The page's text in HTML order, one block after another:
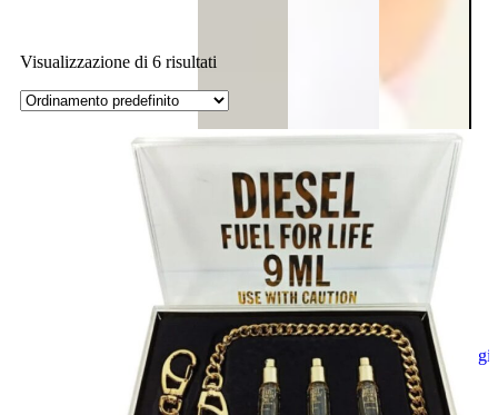
Aggiungi
carrello
Visualizzazione di 6 risultati